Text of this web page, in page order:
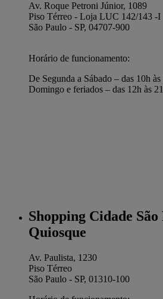
Av. Roque Petroni Júnior, 1089
Piso Térreo - Loja LUC 142/143 -I
São Paulo - SP, 04707-900
Horário de funcionamento:
De Segunda a Sábado – das 10h às
Domingo e feriados – das 12h às
Shopping Cidade São
Quiosque
Av. Paulista, 1230
Piso Térreo
São Paulo - SP, 01310-100